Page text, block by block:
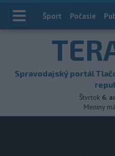
Index
Šport Počasie
Spravodajský portál
Štvrtok 6.
Meniny má